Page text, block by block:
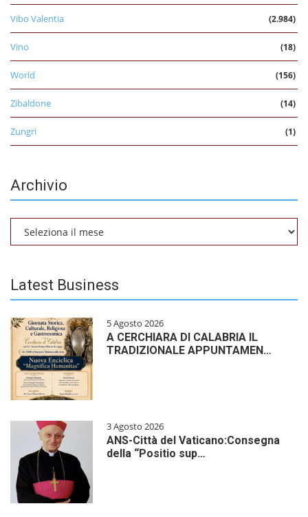
Vibo Valentia (2.984)
Vino (18)
World (156)
Zibaldone (14)
Zungri (1)
Archivio
Latest Business
5 Agosto 2026
A CERCHIARA DI CALABRIA IL
TRADIZIONALE APPUNTAMEN…
3 Agosto 2026
ANS-Città del Vaticano:Consegna
della “Positio sup…